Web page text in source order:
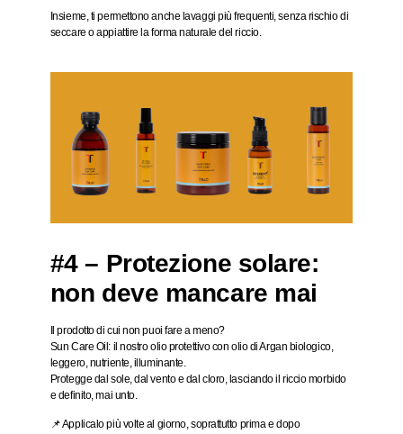
Insieme, ti permettono anche lavaggi più frequenti, senza rischio di
seccare o appiattire la forma naturale del riccio.
#4 – Protezione solare:
non deve mancare mai
Il prodotto di cui non puoi fare a meno?
Sun Care Oil: il nostro olio protettivo con olio di Argan biologico,
leggero, nutriente, illuminante.
Protegge dal sole, dal vento e dal cloro, lasciando il riccio morbido
e definito, mai unto.
📌 Applicalopiù volte al giorno, soprattutto prima e dopo